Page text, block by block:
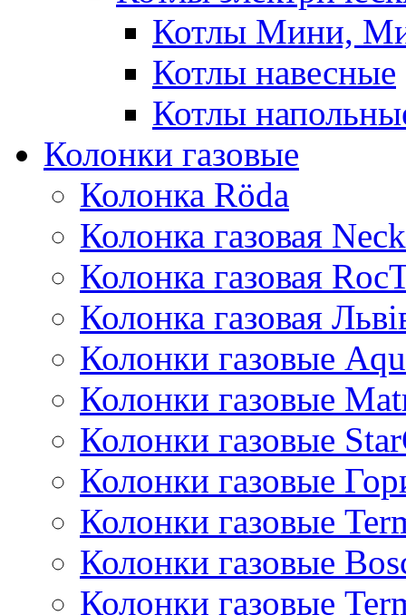
Котлы Мини,
Котлы навесные
Котлы
Колонки газовые
Колонка Rӧda
Колонка газовая
Колонка газовая
Колонка газовая
Колонки газовые
Колонки газовые
Колонки газовые
Колонки газовые
Колонки газовые
Колонки газовые
Колонки газовые